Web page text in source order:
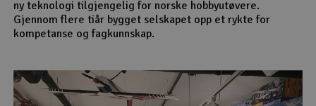
ny teknologi tilgjengelig for norske hobbyutøvere.
Gjennom flere tiår bygget selskapet opp et rykte for
kompetanse og fagkunnskap.